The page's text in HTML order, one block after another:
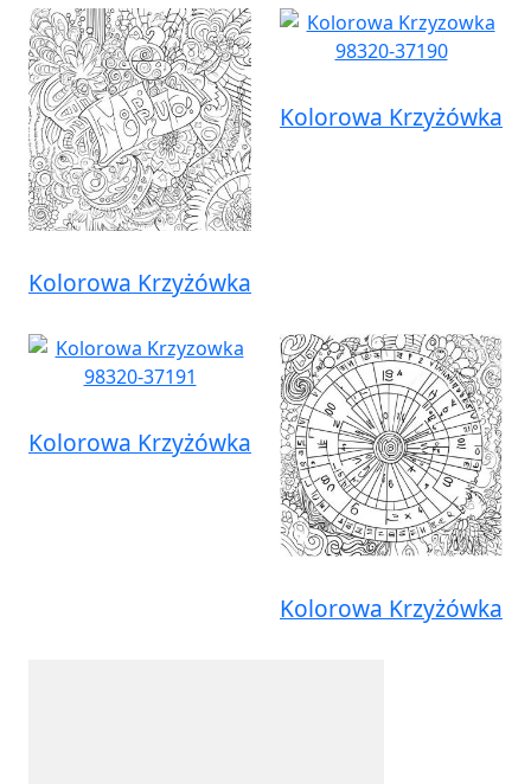
Kolorowa Krzyżówka
Kolorowa Krzyżówka
Kolorowa Krzyżówka
Kolorowa Krzyżówka